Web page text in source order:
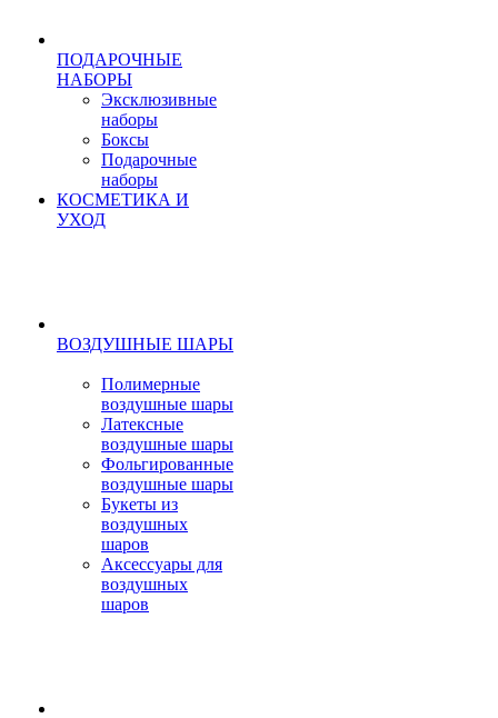
ПОДАРОЧНЫЕ
НАБОРЫ
Эксклюзивные
наборы
Боксы
Подарочные
наборы
КОСМЕТИКА И
УХОД
ВОЗДУШНЫЕ ШАРЫ
Полимерные
воздушные шары
Латексные
воздушные шары
Фольгированные
воздушные шары
Букеты из
воздушных
шаров
Аксессуары для
воздушных
шаров